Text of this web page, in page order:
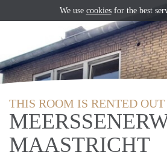
THIS ROOM IS RENTED OUT
MAASTRICHT
We use cookiesfor the best